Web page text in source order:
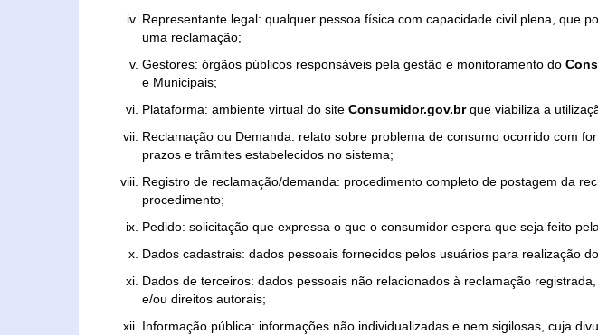
Representante legal: qualquer pessoa física com capacidade civil plena, que
uma reclamação;
Gestores: órgãos públicos responsáveis pela gestão e monitoramento do
e Municipais;
Plataforma: ambiente virtual do site Consumidor.gov.brque viabiliza a
Reclamação ou Demanda: relato sobre problema de consumo ocorrido com
prazos e trâmites estabelecidos no sistema;
Registro de reclamação/demanda: procedimento completo de postagem da
procedimento;
Pedido: solicitação que expressa o que o consumidor espera que seja feito
Dados cadastrais: dados pessoais fornecidos pelos usuários para realização
Dados de terceiros: dados pessoais não relacionados à reclamação
e/ou direitos autorais;
Informação pública: informações não individualizadas e nem sigilosas, cuja